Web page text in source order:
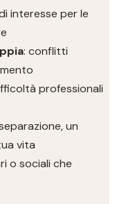
interesse per le
: conflitti
professionali
un
vita
o sociali che